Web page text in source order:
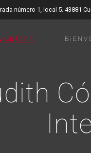
número 1, local 5. 43881